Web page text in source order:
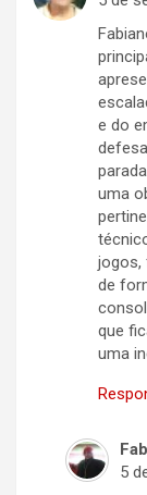
e do
uma
jogos,
de
que
uma
5